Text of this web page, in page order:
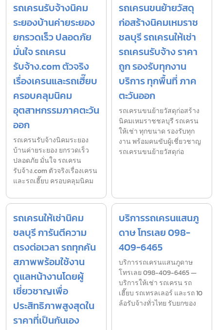
รถเครนรับจ้างนิคม
ระยองบ้านค่ายระยอง
ยกรวดเร็ว ปลอดภัย
มั่นใจ รถเครน
รับจ้าง.com ตัวจริง
เรื่องเครนและรถเฮี๊ยบ
ครอบคลุมนิคม
อุตสาหกรรมภาคตะวัน
ออก
รถเครนรับจ้างนิคมระยอง
บ้านค่ายระยอง ยกรวดเร็ว
ปลอดภัย มั่นใจ รถเครน
รับจ้าง.com ตัวจริงเรื่องเครน
และรถเฮี๊ยบ ครอบคลุมนิคม
รถเครนขนย้ายวัสดุ
ก่อสร้างนิคมเหมราช
ชลบุรี รถเครนให้เช่า
รถเครนรับจ้าง ราคา
ถูก รองรับทุกงาน
บริการ ทุกพื้นที่ ภาค
ตะวันออก
รถเครนขนย้ายวัสดุก่อสร้าง
นิคมเหมราชชลบุรี รถเครน
ให้เช่า ทุกขนาด รองรับทุก
งาน พร้อมคนขับผู้เชี่ยวชาญ
รถเครนขนย้ายวัสดุก่อ
รถเครนให้เช่านิคม
ชลบุรี การันตีความ
ตรงต่อเวลา รถทุกคัน
สภาพพร้อมใช้งาน
ดูแลหน้างานโดยผู้
เชี่ยวชาญเพื่อ
ประสิทธิภาพสูงสุดใน
ราคาที่เป็นกันเอง
บริการรถเครนแสนภู
ดาษ โทรเลย 098-
409-6465
บริการรถเครนแสนภูดาษ
โทรเลย 098-409-6465 —
บริการให้เช่า รถเครน รถ
เฮี๊ยบ รถเทรลเลอร์ และรถ 10
ล้อรับจ้างทั่วไทย รับยกของ